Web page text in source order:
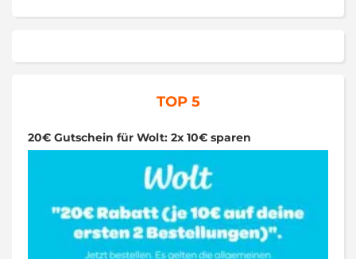
TOP 5
20€ Gutschein für Wolt: 2x 10€ sparen